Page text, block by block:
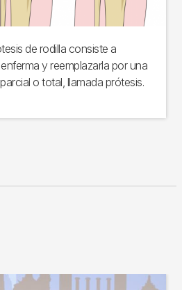
de rodilla consiste a
y reemplazarla por una
o total, llamada prótesis.